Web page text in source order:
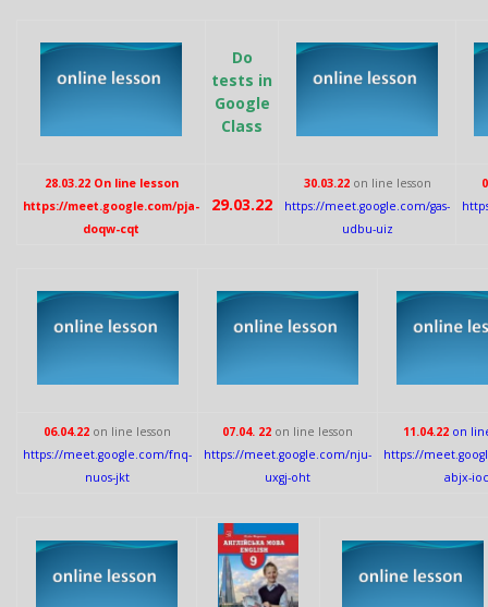
Do
tests in
Google
Class
28.03.22 On line lesson
https://meet.google.com/pja-
doqw-cqt
29.03.22
30.03.22on line lesson
https://meet.google.com/gas-
udbu-uiz
06.04.22 on line lesson
https://meet.google.com/fnq-
nuos-jkt
07.04. 22 on line lesson
https://meet.google.com/nju-
uxgj-oht
11.04.22 on
https://
abjx-ioc